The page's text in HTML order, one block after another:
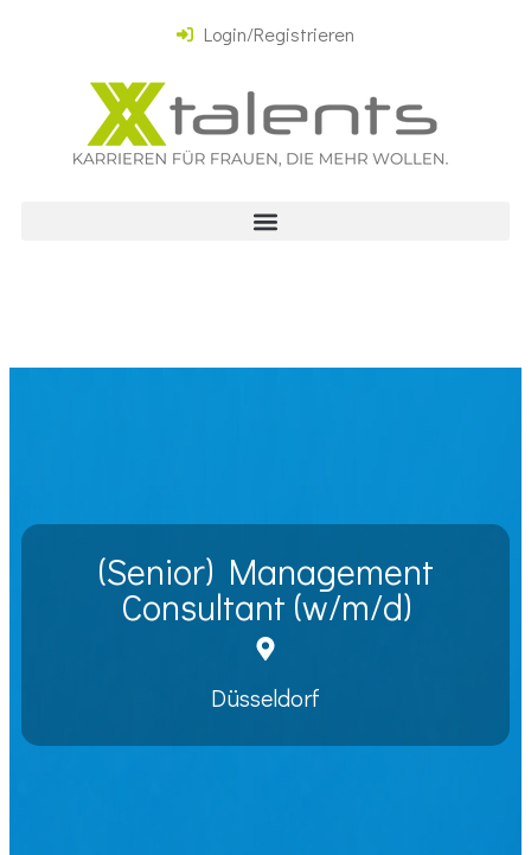
Login/Registrieren
(Senior) Management
Consultant (w/m/d)
Düsseldorf